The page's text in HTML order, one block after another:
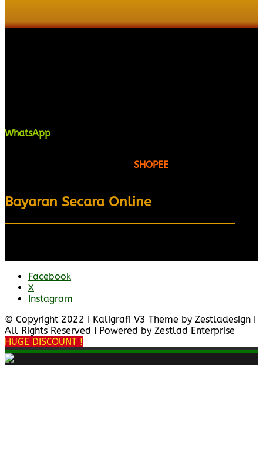
WhatsApp
SHOPEE
Bayaran Secara Online
Facebook
X
Instagram
© Copyright 2022 I Kaligrafi V3 Theme by Zestladesign I
All Rights Reserved I Powered by Zestlad Enterprise
HUGE DISCOUNT !